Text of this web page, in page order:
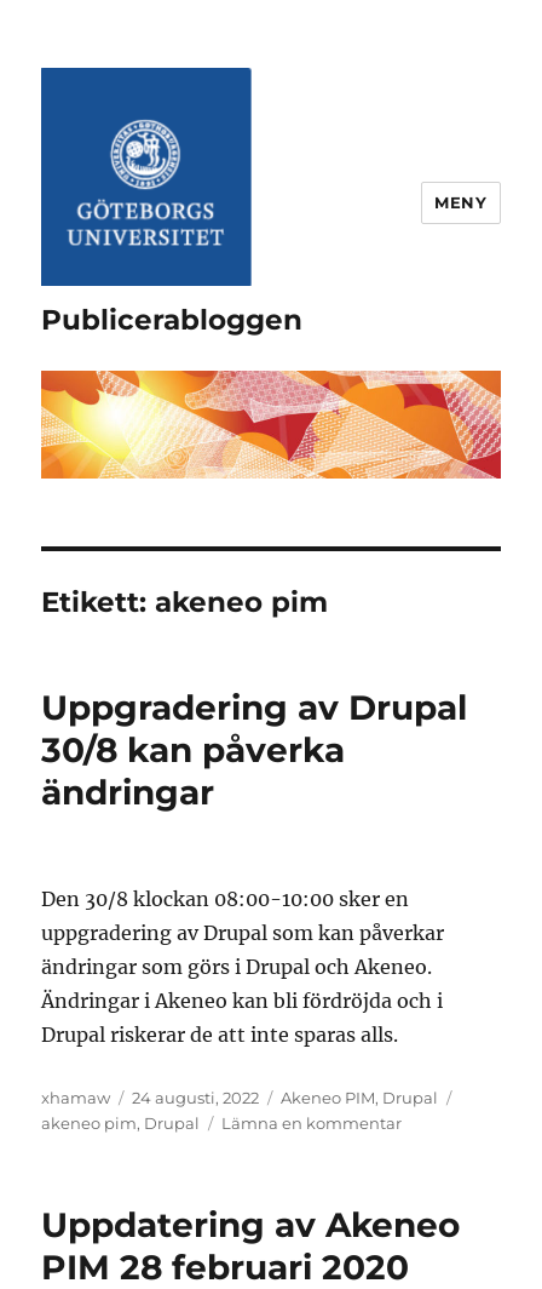
Publicerabloggen
MENY
Etikett:akeneo pim
Uppgradering av Drupal
30/8 kan påverka
ändringar
Den 30/8 klockan 08:00-10:00 sker en
uppgradering av Drupal som kan påverkar
ändringar som görs i Drupal och Akeneo.
Ändringar i Akeneo kan bli fördröjda och i
Drupal riskerar de att inte sparas alls.
Författare
xhamaw Postat
24 augusti, 2022 Kategorier
Akeneo PIM, Drupal
akeneo pim, Drupal Lämna en kommentartill
30/8
påverka
Uppdatering av Akeneo
PIM 28 februari 2020